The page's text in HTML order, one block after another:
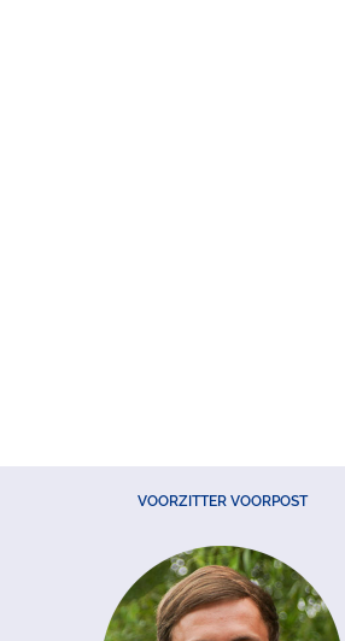
VOORZITTER VOORPOST